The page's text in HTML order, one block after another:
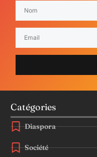
Catégories
Diaspora
Société